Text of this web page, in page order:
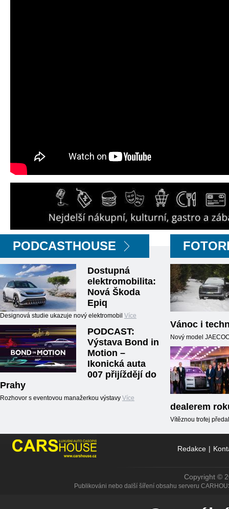
PODCASTHOUSE
Dostupná
elektromobilita:
Nová Škoda
Epiq
Designová studie ukazuje nový elektromobil Více
PODCAST:
Výstava Bond in
Motion –
Ikonická auta
007 přijíždějí do
Prahy
Rozhovor s eventovou manažerkou výstavy Více
Vánoc i
Nový model
dealerem
Vítěznou trofej
Redakce |
Copyright ©
Publikováni nebo další šíření obsahu serveru